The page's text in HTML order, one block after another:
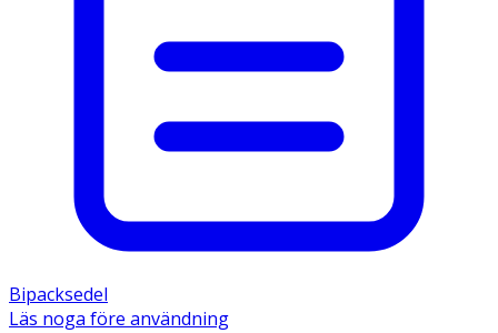
Bipacksedel
Läs noga före användning